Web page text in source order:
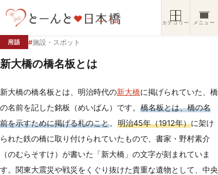
カテゴリー メニュー
用語 #施設・スポット
新大橋の橋名板とは
新大橋の橋名板とは、明治時代の新大橋に掲げられていた、橋
の名前を記した銘板（めいばん）です。 橋名板とは、橋の名
前を示すために掲げる札のこと。 明治45年（1912年）に架け
られた鉄の橋に取り付けられていたもので、書家・野村素介
（のむらそすけ）が書いた「新大橋」の文字が刻まれていま
す。関東大震災や戦災をくぐり抜けた貴重な遺物として、中央